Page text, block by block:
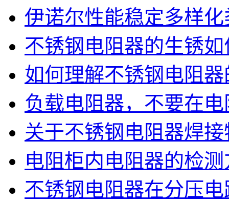
伊诺尔性能稳定多样
不锈钢电阻器的生锈
如何理解不锈钢电阻
负载电阻器，不要在
关于不锈钢电阻器焊
电阻柜内电阻器的检
不锈钢电阻器在分压